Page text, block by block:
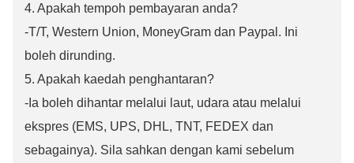
4. Apakah tempoh pembayaran anda?
-T/T, Western Union, MoneyGram dan Paypal. Ini
boleh dirunding.
5. Apakah kaedah penghantaran?
-Ia boleh dihantar melalui laut, udara atau melalui
ekspres (EMS, UPS, DHL, TNT, FEDEX dan
sebagainya). Sila sahkan dengan kami sebelum